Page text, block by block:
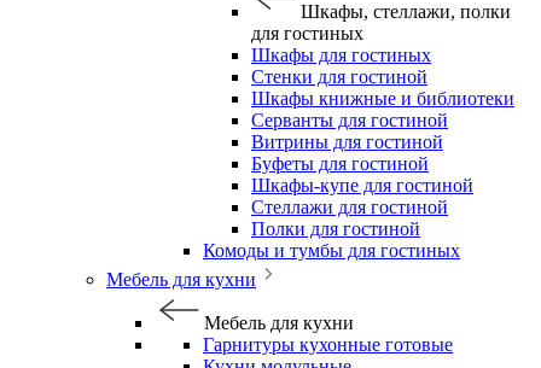
Шкафы, стеллажи, полки
для гостиных
Шкафы для гостиных
Стенки для гостиной
Шкафы книжные и библиотеки
Серванты для гостиной
Витрины для гостиной
Буфеты для гостиной
Шкафы-купе для гостиной
Стеллажи для гостиной
Полки для гостиной
Комоды и тумбы для гостиных
Мебель для кухни
Мебель для кухни
Гарнитуры кухонные готовые